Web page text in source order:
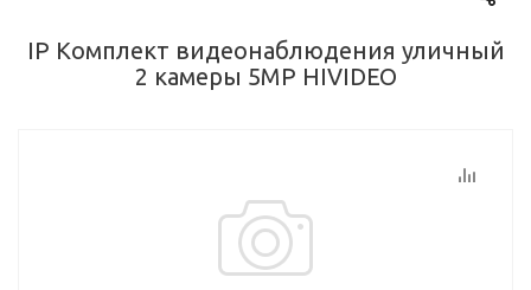
IP Комплект видеонаблюдения уличный
2 камеры 5МР HIVIDEO